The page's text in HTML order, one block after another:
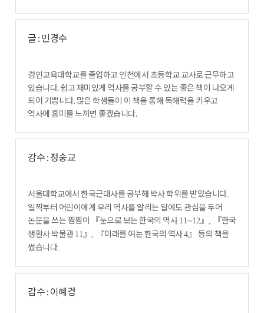
글 : 민경수
경인교육대학교를 졸업하고 인천에서 초등학교 교사로 근무하고
있습니다. 쉽고 재미있게 역사를 공부할 수 있는 좋은 책이 나오게
되어 기쁩니다. 많은 학생들이 이 책을 통해 독해력을 키우고
역사에 흥미를 느끼면 좋겠습니다.
감수 : 정숭교
서울대학교에서 한국근대사를 공부해 박사 학위를 받았습니다.
일찍부터 어린이에게 우리 역사를 알리는 일에도 관심을 두어
논문을 쓰는 짬짬이
『눈으로 보는 한국의 역사 11~12』 , 『한국
생활사 박물관 11』 , 『미래를 여는 한국의 역사4』등의 책을
썼습니다.
감수 : 이혜경